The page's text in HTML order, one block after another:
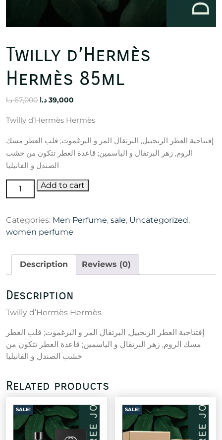
Twilly d’Hermès
Hermès 85ml
67,000 د.ا
Original
was:
39,000 د.ا
is:
Twilly d’Hermès Hermès
إفتتاحية العطر الزنجبيل, البرتقال المر و البرغموت; قلب العطر مسك
الروم, زهر البرتقال و الياسمين; قاعدة العطر تتكون من خشب
الصندل و الفانيليا
Twilly
d’Hermès
85ml
quantity
Add to cart
Categories: Men Perfume, sale, Uncategorized,
women perfume
Description Reviews (0)
Description
Twilly d’Hermès Hermès
إفتتاحية العطر الزنجبيل, البرتقال المر و البرغموت; قلب العطر
مسك الروم, زهر البرتقال و الياسمين; قاعدة العطر تتكون من
خشب الصندل و الفانيليا
Related products
SALE! SALE!